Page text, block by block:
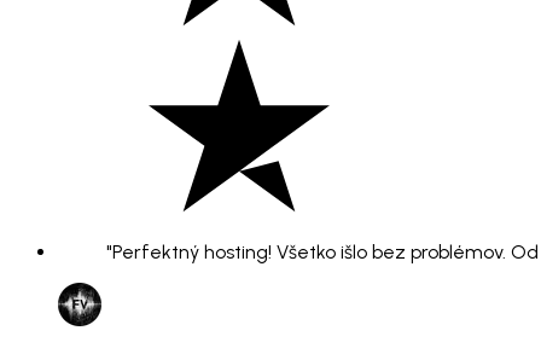
"Perfektný hosting! Všetko išlo bez problémov.